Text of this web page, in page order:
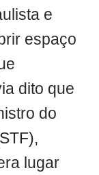
e
espaço
dito que
do
lugar